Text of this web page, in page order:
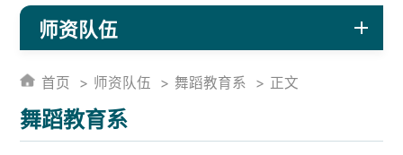
师资队伍
舞蹈教育系
首页 师资队伍 舞蹈教育系 正文